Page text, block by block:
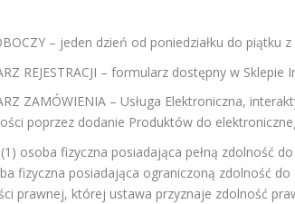
– jeden dzień od poniedziałku do piątku
REJESTRACJI – formularz dostępny w
ZAMÓWIENIA – Usługa Elektroniczna,
poprzez dodanie Produktów do
osoba fizyczna posiadająca pełną zdolność
fizyczna posiadająca ograniczoną zdolność
prawnej, której ustawa przyznaje zdolność